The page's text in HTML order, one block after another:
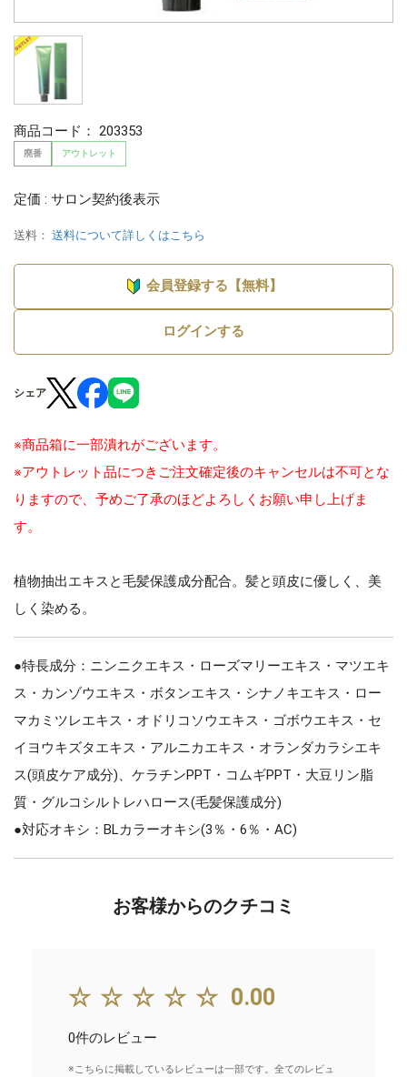
商品コード： 203353
廃番 アウトレット
定価 : サロン契約後表示
送料： 送料について詳しくはこちら
会員登録する【無料】
ログインする
シェア
※商品箱に一部潰れがございます。
※アウトレット品につきご注文確定後のキャンセルは不可とな
りますので、予めご了承のほどよろしくお願い申し上げま
す。
植物抽出エキスと毛髪保護成分配合。髪と頭皮に優しく、美
しく染める。
●特長成分：ニンニクエキス・ローズマリーエキス・マツエキ
ス・カンゾウエキス・ボタンエキス・シナノキエキス・ロー
マカミツレエキス・オドリコソウエキス・ゴボウエキス・セ
イヨウキズタエキス・アルニカエキス・オランダカラシエキ
ス(頭皮ケア成分)、ケラチンPPT・コムギPPT・大豆リン脂
質・グルコシルトレハロース(毛髪保護成分)
●対応オキシ：BLカラーオキシ(3％・6％・AC)
お客様からのクチコミ
☆☆☆☆☆ 0.00
0件のレビュー
※こちらに掲載しているレビューは一部です。全てのレビュ